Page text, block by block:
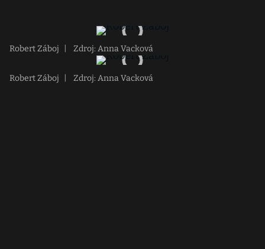
Robert Záboj Zdroj: Anna Vacková
Robert Záboj Zdroj: Anna Vacková